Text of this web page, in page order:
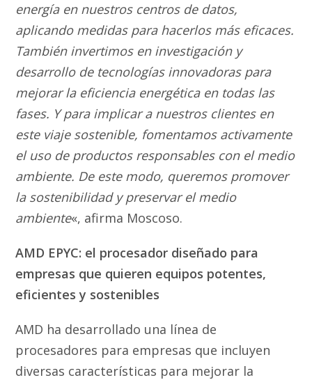
energía en nuestros centros de datos,
aplicando medidas para hacerlos más eficaces.
También invertimos en investigación y
desarrollo de tecnologías innovadoras para
mejorar la eficiencia energética en todas las
fases. Y para implicar a nuestros clientes en
este viaje sostenible, fomentamos activamente
el uso de productos responsables con el medio
ambiente. De este modo, queremos promover
la sostenibilidad y preservar el medio
ambiente«, afirma Moscoso.
AMD EPYC: el procesador diseñado para
empresas que quieren equipos potentes,
eficientes y sostenibles
AMD ha desarrollado una línea de
procesadores para empresas que incluyen
diversas características para mejorar la